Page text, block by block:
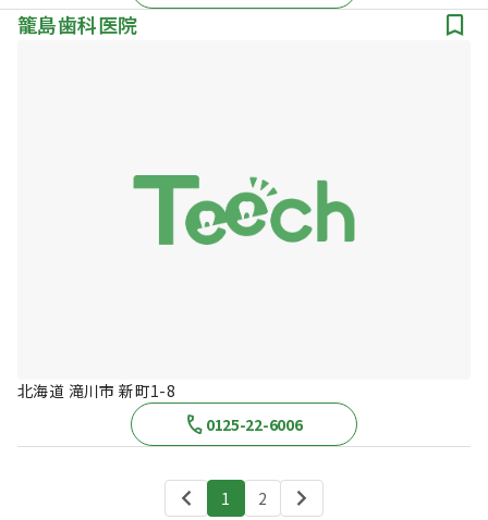
籠島歯科医院
北海道 滝川市 新町1-8
0125-22-6006
1 2